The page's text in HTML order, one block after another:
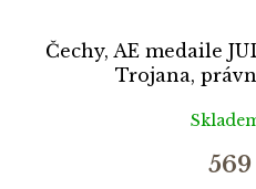
Čechy, AE medaile
Trojana,